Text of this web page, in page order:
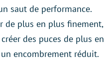
saut de performance.
de plus en plus finement,
des puces de plus en
encombrement réduit.